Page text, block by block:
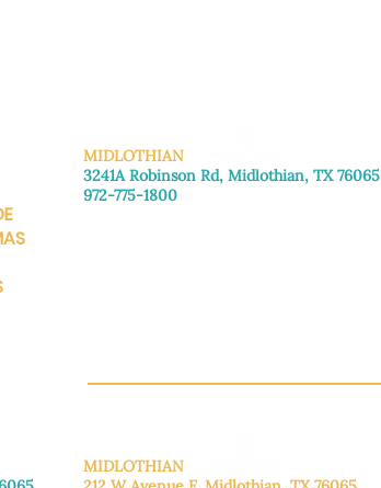
MIDLOTHIAN
3241A Robinson Rd, Midlothian, TX 76065
972-775-1800
MIDLOTHIAN